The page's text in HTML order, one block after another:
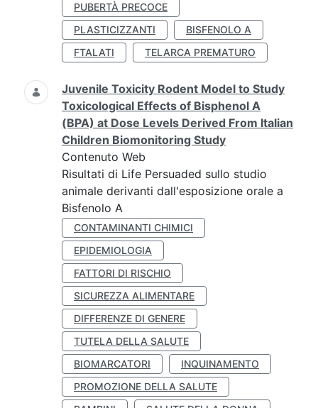
PUBERTÀ PRECOCE
PLASTICIZZANTI
BISFENOLO A
FTALATI
TELARCA PREMATURO
Juvenile Toxicity Rodent Model to Study
Toxicological Effects of Bisphenol A
(BPA) at Dose Levels Derived From Italian
Children Biomonitoring Study
Contenuto Web
Risultati di Life Persuaded sullo studio
animale derivanti dall'esposizione orale a
Bisfenolo A
CONTAMINANTI CHIMICI
EPIDEMIOLOGIA
FATTORI DI RISCHIO
SICUREZZA ALIMENTARE
DIFFERENZE DI GENERE
TUTELA DELLA SALUTE
BIOMARCATORI
INQUINAMENTO
PROMOZIONE DELLA SALUTE